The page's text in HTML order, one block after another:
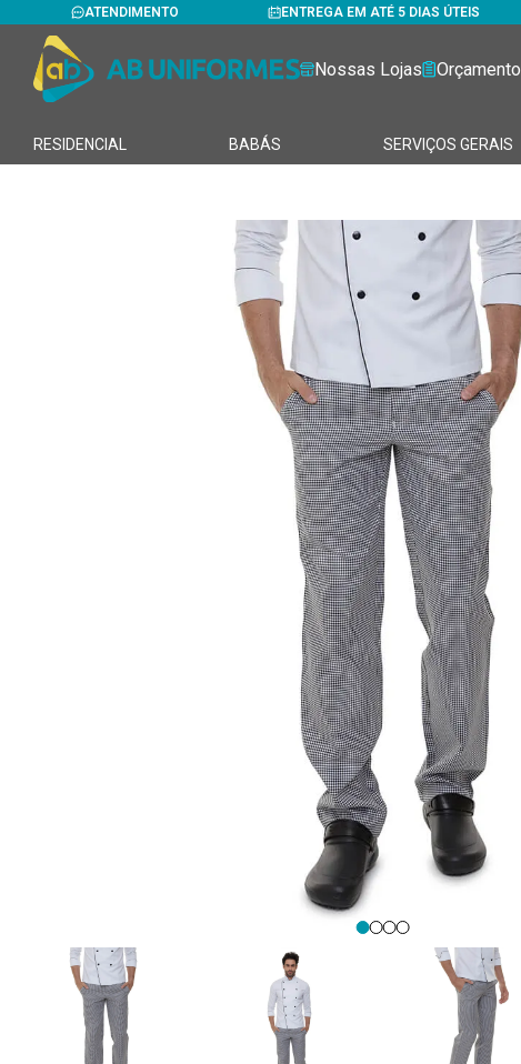
ATENDIMENTO ENTREGA EM ATÉ 5 DIAS ÚTEIS
Nossas Lojas Orçamento
RESIDENCIAL BABÁS SERVIÇOS GERAIS